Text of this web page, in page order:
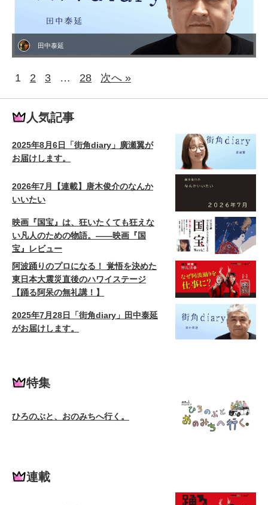
田中泰延
1 2 3 … 28 次へ »
人気記事
2025年8月6日「街角diary」廣瀬翼が
お届けします。
2026年7月【連載】唐木俊介のなんか
いいたい
映画『国宝』は、狂いたくても狂えな
い凡人のための物語。——映画『国
宝』レビュー
阿波踊りのプロになる！ 覚悟を決めた
東日本大震災直後のハワイステージ
【踊る阿呆の無礼講！】
2025年7月28日「街角diary」田中泰延
がお届けします。
特集
ひろのぶと、おのみちへ行く。
連載